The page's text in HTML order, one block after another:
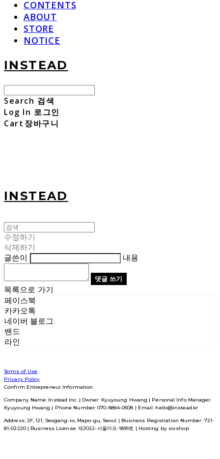
CONTENTS
ABOUT
STORE
NOTICE
INSTEAD
Search 검색
Log In 로그인
Cart 장바구니
INSTEAD
수정하기
삭제하기
글쓴이
내용
댓글 쓰기
목록으로 가기
페이스북
카카오톡
네이버 블로그
밴드
라인
Terms of Use
Privacy Policy
Confirm Entrepreneur Information
Company Name: Instead Inc. | Owner: Kyuyoung Hwang | Personal Info Manager:
Kyuyoung Hwang | Phone Number: 070-8864-0508 | Email: hello@instead.kr
Address: 2F, 121, Seogang-ro, Mapo-gu, Seoul | Business Registration Number: 721-
81-02220| Business License: 제2022-서울마포-1899호 | Hosting by sixshop